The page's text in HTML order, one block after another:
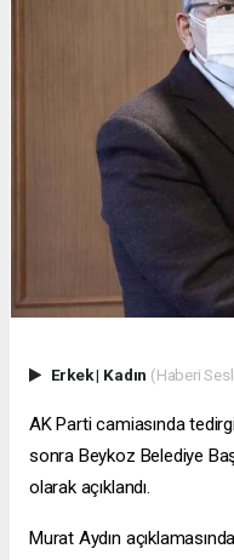
Erkek| Kadın (Haberi
AK Parti camiasında
sonra Beykoz Belediye
olarak açıklandı.
Murat Aydın